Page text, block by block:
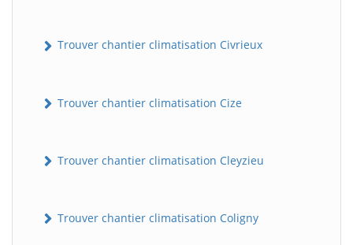
Trouver chantier climatisation Civrieux
Trouver chantier climatisation Cize
Trouver chantier climatisation Cleyzieu
Trouver chantier climatisation Coligny